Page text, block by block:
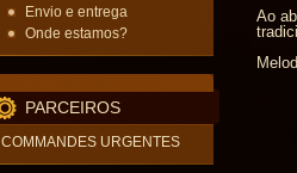
Envio e entrega
Onde estamos?
PARCEIROS
COMMANDES URGENTES
Ao